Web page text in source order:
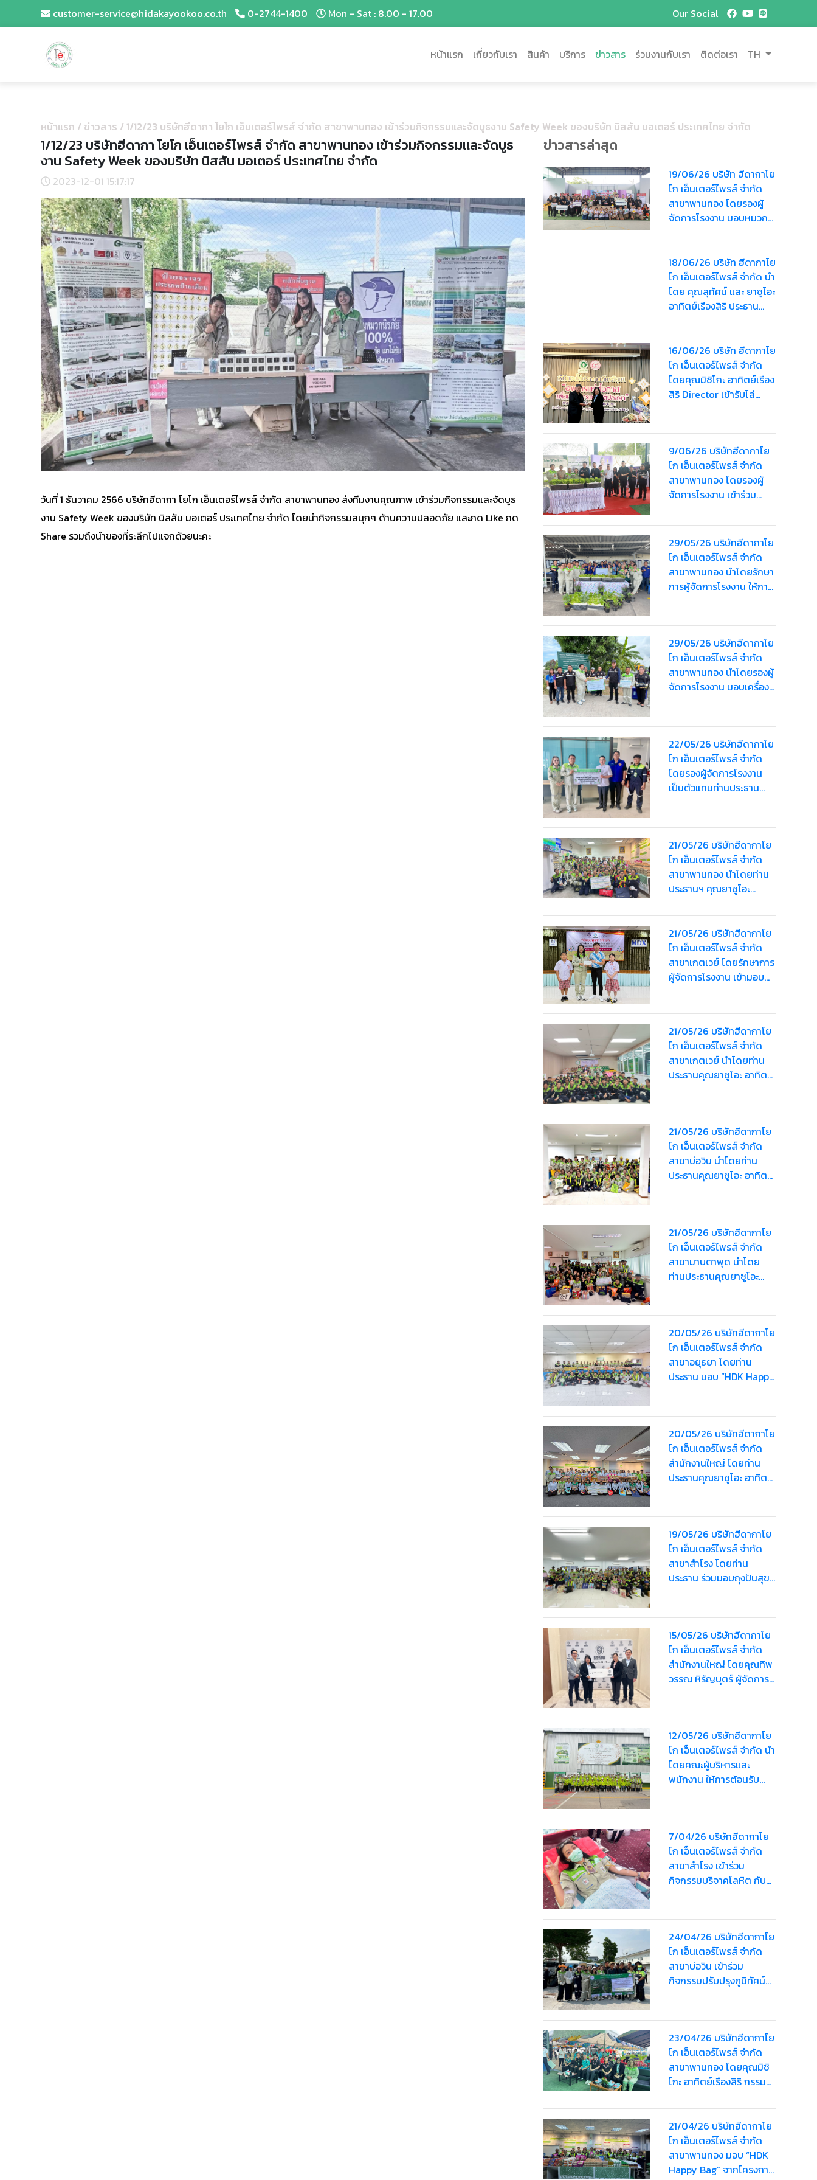
customer-service@hidakayookoo.co.th 0-2744-1400 Mon - Sat : 8.00 - 17.00 Our Social
หน้าแรก เกี่ยวกับเรา สินค้า บริการ ข่าวสาร ร่วมงานกับเรา ติดต่อเรา TH
หน้าแรก / ข่าวสาร / 1/12/23 บริษัทฮีดากา โยโก เอ็นเตอร์ไพรส์ จำกัด สาขาพานทอง เข้าร่วมกิจกรรมและจัดบูธงาน Safety Week ของบริษัท นิสสัน มอเตอร์ ประเทศไทย จำกัด
1/12/23 บริษัทฮีดากา โยโก เอ็นเตอร์ไพรส์ จำกัด สาขาพานทอง เข้าร่วมกิจกรรมและจัดบูธ
งาน Safety Week ของบริษัท นิสสัน มอเตอร์ ประเทศไทย จำกัด
2023-12-01 15:17:17
วันที่ 1 ธันวาคม 2566 บริษัทฮีดากา โยโก เอ็นเตอร์ไพรส์ จำกัด สาขาพานทอง ส่งทีมงานคุณภาพ เข้าร่วมกิจกรรมและจัดบูธ
งาน Safety Week ของบริษัท นิสสัน มอเตอร์ ประเทศไทย จำกัด โดยนำกิจกรรมสนุกๆ ด้านความปลอดภัย และกด Like กด
Share รวมถึงนำของที่ระลึกไปแจกด้วยนะคะ
ข่าวสารล่าสุด
19/06/26 บริษัท ฮีดากาโย
โก เอ็นเตอร์ไพรส์ จำกัด
สาขาพานทอง โดยรองผู้
จัดการโรงงาน มอบหมวก
3,600 บาท
18/06/26 บริษัท ฮีดากาโย
โก เอ็นเตอร์ไพรส์ จำกัด นำ
โดย คุณสุทัศน์ และ ยาซูโอะ
อาทิตย์เรืองสิริ ประธาน
บริหาร บุคลากร และ
พนักงาน เข้าร่วมพระ
พิธีธรรมสวดพระอภิธรรม
พระบรมศพ สมเด็จพระนาง
เจ้าสิริกิติ์ พระบรม
16/06/26 บริษัท ฮีดากาโย
โก เอ็นเตอร์ไพรส์ จำกัด
โดยคุณมิชิโกะ อาทิตย์เรือง
สิริ Director เข้ารับโล่
พิการทางสติปัญญา”
ประจำปี 2569
9/06/26 บริษัทฮีดากาโย
โก เอ็นเตอร์ไพรส์ จำกัด
สาขาพานทอง โดยรองผู้
จัดการโรงงาน เข้าร่วม
พัฒนาชุมชนดีเด่นระดับ
จังหวัด ประจำปี 2569
29/05/26 บริษัทฮีดากาโย
โก เอ็นเตอร์ไพรส์ จำกัด
สาขาพานทอง นำโดยรักษา
การผู้จัดการโรงงาน ให้การ
พานทอง
29/05/26 บริษัทฮีดากาโย
โก เอ็นเตอร์ไพรส์ จำกัด
สาขาพานทอง นำโดยรองผู้
จัดการโรงงาน มอบเครื่อง
ลดโลกร้อน
22/05/26 บริษัทฮีดากาโย
โก เอ็นเตอร์ไพรส์ จำกัด
โดยรองผู้จัดการโรงงาน
เป็นตัวแทนท่านประธาน
อุทัย
21/05/26 บริษัทฮีดากาโย
โก เอ็นเตอร์ไพรส์ จำกัด
สาขาพานทอง นำโดยท่าน
ประธานฯ คุณยาซูโอะ
Happy Bag” ครั้งที่ 2 ให้
พนักงานรวมมูลค่า
124,000 บาท
21/05/26 บริษัทฮีดากาโย
โก เอ็นเตอร์ไพรส์ จำกัด
สาขาเกตเวย์ โดยรักษาการ
ผู้จัดการโรงงาน เข้ามอบ
ศึกษาค้นหาความเป็นเลิศ
ทางวิชาการ ประจำปีการ
ศึกษา 2568
21/05/26 บริษัทฮีดากาโย
โก เอ็นเตอร์ไพรส์ จำกัด
สาขาเกตเวย์ นำโดยท่าน
ประธานคุณยาซูโอะ อาทิตย์
พนักงาน รวมมูลค่า
160,000 บาท
21/05/26 บริษัทฮีดากาโย
โก เอ็นเตอร์ไพรส์ จำกัด
สาขาบ่อวิน นำโดยท่าน
ประธานคุณยาซูโอะ อาทิตย์
รวมมูลค่า 173,000 บาท
21/05/26 บริษัทฮีดากาโย
โก เอ็นเตอร์ไพรส์ จำกัด
สาขามาบตาพุด นำโดย
ท่านประธานคุณยาซูโอะ
พนักงานรวมมูลค่า
49,000 บาท
20/05/26 บริษัทฮีดากาโย
โก เอ็นเตอร์ไพรส์ จำกัด
สาขาอยุธยา โดยท่าน
ประธาน มอบ “HDK Happy
80,000 บาท
20/05/26 บริษัทฮีดากาโย
โก เอ็นเตอร์ไพรส์ จำกัด
สำนักงานใหญ่ โดยท่าน
ประธานคุณยาซูโอะ อาทิตย์
พนักงาน รวมมูลค่า
63,000 บาท
19/05/26 บริษัทฮีดากาโย
โก เอ็นเตอร์ไพรส์ จำกัด
สาขาสำโรง โดยท่าน
ประธาน ร่วมมอบถุงปันสุข
15/05/26 บริษัทฮีดากาโย
โก เอ็นเตอร์ไพรส์ จำกัด
สำนักงานใหญ่ โดยคุณทิพ
วรรณ หิรัญบุตร์ ผู้จัดการ
version 2026 และ ร่วมรับ
มอบป้ายอคิลิกจาก
Southeast Asia
Certification and
Sustainability Manager
12/05/26 บริษัทฮีดากาโย
โก เอ็นเตอร์ไพรส์ จำกัด นำ
โดยคณะผู้บริหารและ
พนักงาน ให้การต้อนรับ
จังหวัดลพบุรี และ
สำนักงานอุตสาหกรรม
จังหวัดสระบุรี
7/04/26 บริษัทฮีดากาโย
โก เอ็นเตอร์ไพรส์ จำกัด
สาขาสำโรง เข้าร่วม
กิจกรรมบริจาคโลหิต กับ
24/04/26 บริษัทฮีดากาโย
โก เอ็นเตอร์ไพรส์ จำกัด
สาขาบ่อวิน เข้าร่วม
กิจกรรมปรับปรุงภูมิทัศน์
ร่วมกับ อบต.บ่อวิน
23/04/26 บริษัทฮีดากาโย
โก เอ็นเตอร์ไพรส์ จำกัด
สาขาพานทอง โดยคุณมิชิ
โกะ อาทิตย์เรืองสิริ กรรม
"โครงการพัฒนาศักยภาพ
ผู้สูงอายุและการเตรียม
ความพร้อมเข้าสู่สังคมผู้สูง
อายุ ประจำปี 2569"
21/04/26 บริษัทฮีดากาโย
โก เอ็นเตอร์ไพรส์ จำกัด
สาขาพานทอง มอบ “HDK
Happy Bag” จากโครงการ